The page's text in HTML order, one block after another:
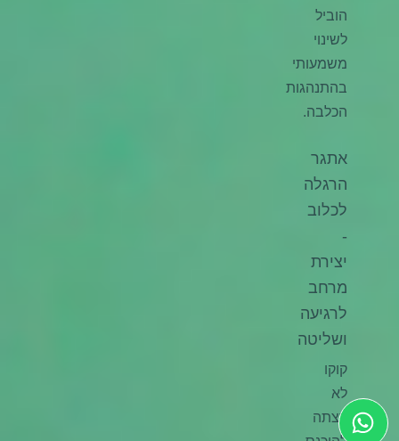
הוביל
לשינוי
משמעותי
בהתנהגות
הכלבה.
אתגר
הרגלה
לכלוב
-
יצירת
מרחב
לרגיעה
ושליטה
קוקו
לא
רצתה